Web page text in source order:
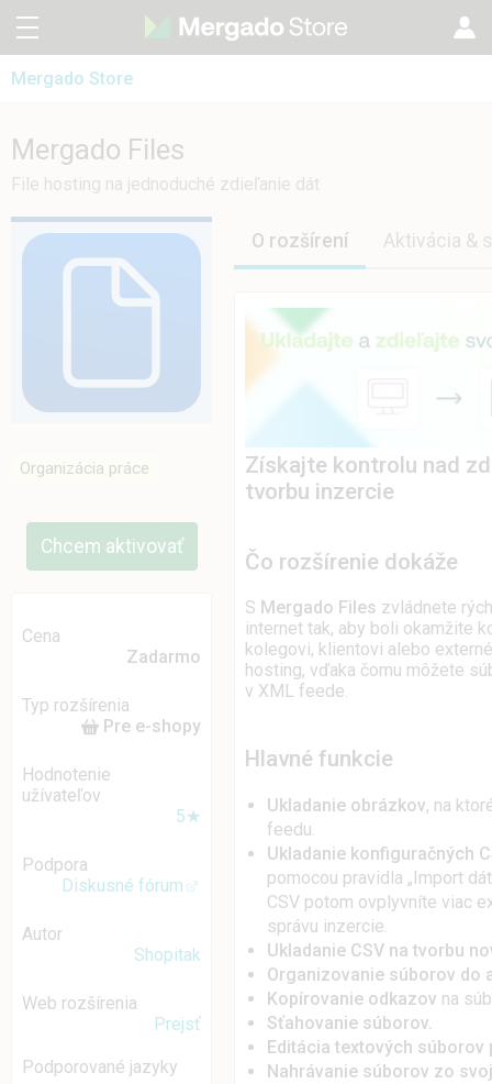
Mergado Store
Mergado Files
CZ
HU
Mergado Audit
Mergado Files
File hosting na jednoduché zdieľanie dát
Organizácia práce
Chcem aktivovať
Cena
Zadarmo
Typ rozšírenia
Pre e-shopy
Hodnotenie
užívateľov
5★
Podpora
Diskusné fórum
Autor
Shopitak
Web rozšírenia
Prejsť
Podporované jazyky
O rozšírení Aktivácia &
Získajte kontrolu nad
tvorbu inzercie
Čo rozšírenie dokáže
S Mergado Files zvládnete
internet tak, aby boli okamžite
kolegovi, klientovi alebo
hosting, vďaka čomu môžete
v XML feede.
Hlavné funkcie
Ukladanie obrázkov, na
feedu.
Ukladanie konfiguračných
pomocou pravidla „Import
CSV potom ovplyvníte viac
správu inzercie.
Ukladanie CSV na tvorbu
Organizovanie súborov do
Kopírovanie odkazov na
Sťahovanie súborov.
Editácia textových
Nahrávanie súborov zo